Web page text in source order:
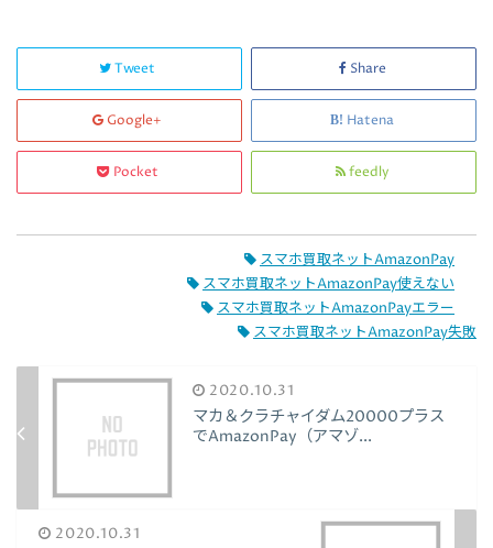
Tweet Share
Google+ Hatena
Pocket feedly
スマホ買取ネットAmazonPay
スマホ買取ネットAmazonPay使えない
スマホ買取ネットAmazonPayエラー
スマホ買取ネットAmazonPay失敗
2020.10.31
マカ＆クラチャイダム20000プラス
でAmazonPay（アマゾ...
2020.10.31